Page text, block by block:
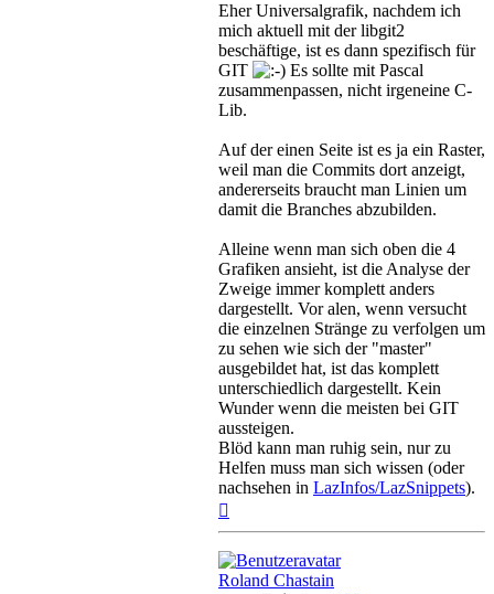
Eher Universalgrafik, nachdem ich
mich aktuell mit der libgit2
beschäftige, ist es dann spezifisch für
GIT
Es sollte mit Pascal
zusammenpassen, nicht irgeneine C-
Lib.
Auf der einen Seite ist es ja ein Raster,
weil man die Commits dort anzeigt,
andererseits braucht man Linien um
damit die Branches abzubilden.
Alleine wenn man sich oben die 4
Grafiken ansieht, ist die Analyse der
Zweige immer komplett anders
dargestellt. Vor alen, wenn versucht
die einzelnen Stränge zu verfolgen um
zu sehen wie sich der "master"
ausgebildet hat, ist das komplett
unterschiedlich dargestellt. Kein
Wunder wenn die meisten bei GIT
aussteigen.
Blöd kann man ruhig sein, nur zu
Helfen muss man sich wissen (oder
nachsehen in LazInfos/LazSnippets).
Roland Chastain